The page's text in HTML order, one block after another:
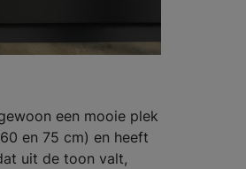
een mooie plek
en 75 cm) en heeft
uit de toon valt,